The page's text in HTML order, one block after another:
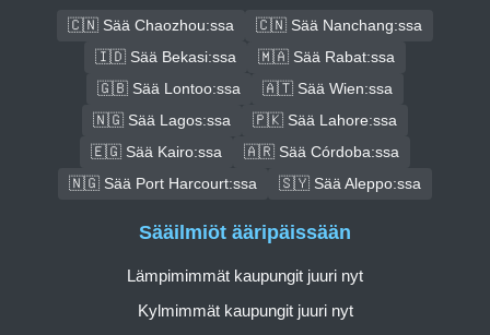
🇨🇳 Sää Chaozhou:ssa
🇨🇳 Sää Nanchang:ssa
🇮🇩 Sää Bekasi:ssa
🇲🇦 Sää Rabat:ssa
🇬🇧 Sää Lontoo:ssa
🇦🇹 Sää Wien:ssa
🇳🇬 Sää Lagos:ssa
🇵🇰 Sää Lahore:ssa
🇪🇬 Sää Kairo:ssa
🇦🇷 Sää Córdoba:ssa
🇳🇬 Sää Port Harcourt:ssa
🇸🇾 Sää Aleppo:ssa
Sääilmiöt ääripäissään
Lämpimimmät kaupungit juuri nyt
Kylmimmät kaupungit juuri nyt